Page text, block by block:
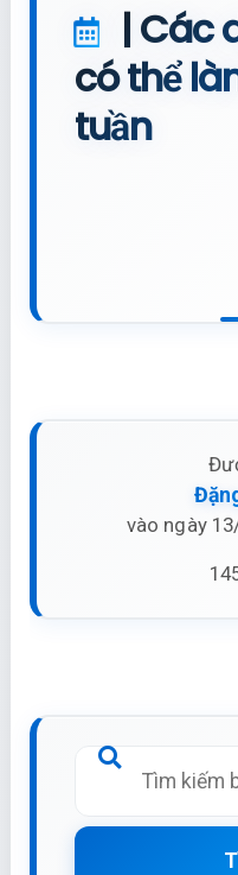
| Các
có thể
tuần
vào ngày